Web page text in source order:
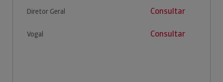
Diretor Geral Consultar
Vogal Consultar